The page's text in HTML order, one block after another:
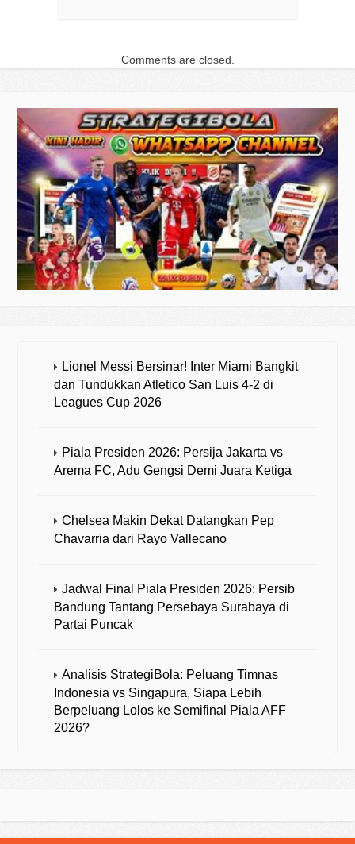
Comments are closed.
Lionel Messi Bersinar! Inter Miami Bangkit
dan Tundukkan Atletico San Luis 4-2 di
Leagues Cup 2026
Piala Presiden 2026: Persija Jakarta vs
Arema FC, Adu Gengsi Demi Juara Ketiga
Chelsea Makin Dekat Datangkan Pep
Chavarria dari Rayo Vallecano
Jadwal Final Piala Presiden 2026: Persib
Bandung Tantang Persebaya Surabaya di
Partai Puncak
Analisis StrategiBola: Peluang Timnas
Indonesia vs Singapura, Siapa Lebih
Berpeluang Lolos ke Semifinal Piala AFF
2026?